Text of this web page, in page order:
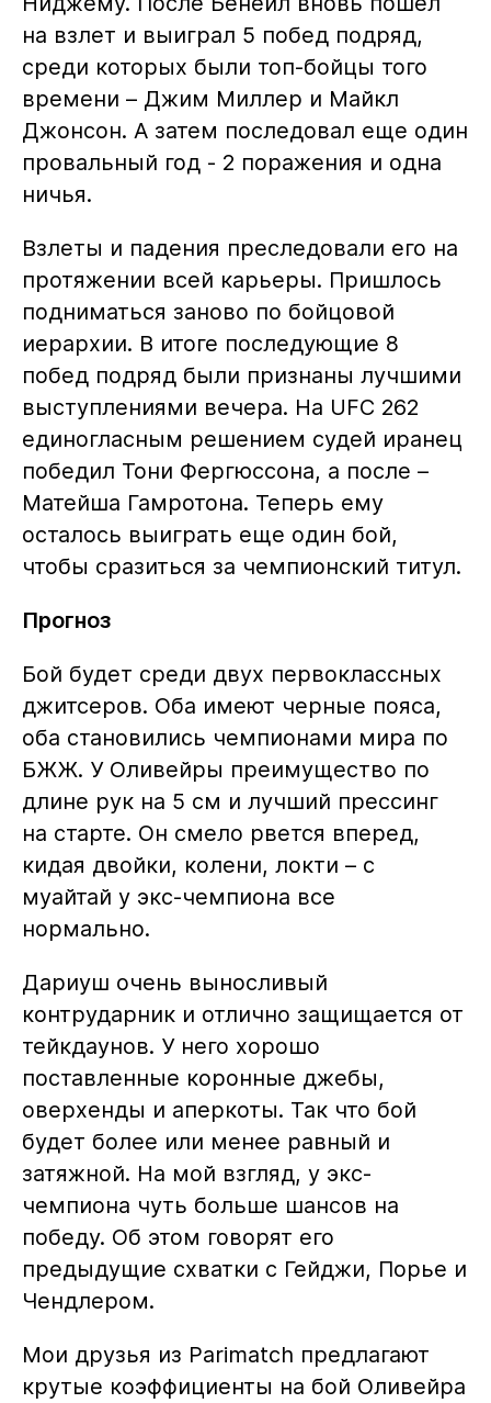
на взлет и выиграл 5 побед подряд,
среди которых были топ-бойцы того
времени – Джим Миллер и Майкл
Джонсон. А затем последовал еще один
провальный год - 2 поражения и одна
ничья.
Взлеты и падения преследовали его на
протяжении всей карьеры. Пришлось
подниматься заново по бойцовой
иерархии. В итоге последующие 8
побед подряд были признаны лучшими
выступлениями вечера. На UFC 262
единогласным решением судей иранец
победил Тони Фергюссона, а после –
Матейша Гамротона. Теперь ему
осталось выиграть еще один бой,
чтобы сразиться за чемпионский титул.
Прогноз
Бой будет среди двух первоклассных
джитсеров. Оба имеют черные пояса,
оба становились чемпионами мира по
БЖЖ. У Оливейры преимущество по
длине рук на 5 см и лучший прессинг
на старте. Он смело рвется вперед,
кидая двойки, колени, локти – с
муайтай у экс-чемпиона все
нормально.
Дариуш очень выносливый
контрударник и отлично защищается от
тейкдаунов. У него хорошо
поставленные коронные джебы,
оверхенды и аперкоты. Так что бой
будет более или менее равный и
затяжной. На мой взгляд, у экс-
чемпиона чуть больше шансов на
победу. Об этом говорят его
предыдущие схватки с Гейджи, Порье и
Чендлером.
Мои друзья из Parimatch предлагают
крутые коэффициенты на бой Оливейра